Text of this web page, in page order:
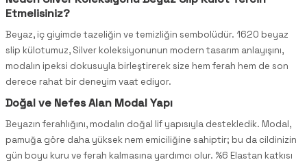
Etmelisiniz?
Beyaz, iç giyimde tazeliğin ve temizliğin sembolüdür. 1620 beyaz
slip külotumuz, Silver koleksiyonunun modern tasarım anlayışını,
modalın ipeksi dokusuyla birleştirerek size hem ferah hem de son
derece rahat bir deneyim vaat ediyor.
Doğal ve Nefes Alan Modal Yapı
Beyazın ferahlığını, modalın doğal lif yapısıyla destekledik. Modal,
pamuğa göre daha yüksek nem emiciliğine sahiptir; bu da cildinizin
gün boyu kuru ve ferah kalmasına yardımcı olur. %6 Elastan katkısı